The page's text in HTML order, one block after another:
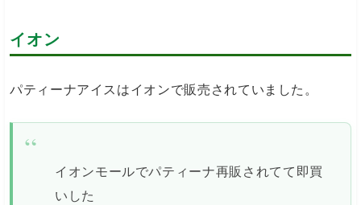
イオン
パティーナアイスはイオンで販売されていました。
イオンモールでパティーナ再販されてて即買
いした